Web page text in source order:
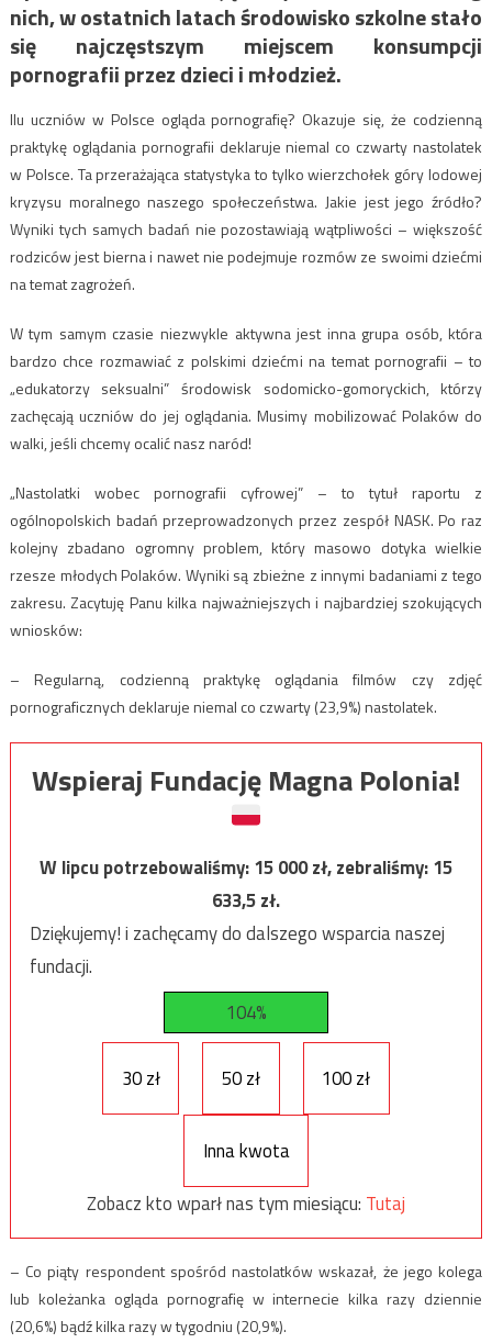
nich, w ostatnich latach środowisko szkolne stało
się najczęstszym miejscem konsumpcji
pornografii przez dzieci i młodzież.
Ilu uczniów w Polsce ogląda pornografię? Okazuje się, że codzienną
praktykę oglądania pornografii deklaruje niemal co czwarty nastolatek
w Polsce. Ta przerażająca statystyka to tylko wierzchołek góry lodowej
kryzysu moralnego naszego społeczeństwa. Jakie jest jego źródło?
Wyniki tych samych badań nie pozostawiają wątpliwości – większość
rodziców jest bierna i nawet nie podejmuje rozmów ze swoimi dziećmi
na temat zagrożeń.
W tym samym czasie niezwykle aktywna jest inna grupa osób, która
bardzo chce rozmawiać z polskimi dziećmi na temat pornografii – to
„edukatorzy seksualni” środowisk sodomicko-gomoryckich, którzy
zachęcają uczniów do jej oglądania. Musimy mobilizować Polaków do
walki, jeśli chcemy ocalić nasz naród!
„Nastolatki wobec pornografii cyfrowej” – to tytuł raportu z
ogólnopolskich badań przeprowadzonych przez zespół NASK. Po raz
kolejny zbadano ogromny problem, który masowo dotyka wielkie
rzesze młodych Polaków. Wyniki są zbieżne z innymi badaniami z tego
zakresu. Zacytuję Panu kilka najważniejszych i najbardziej szokujących
wniosków:
– Regularną, codzienną praktykę oglądania filmów czy zdjęć
pornograficznych deklaruje niemal co czwarty (23,9%) nastolatek.
Wspieraj Fundację Magna Polonia!
W lipcu potrzebowaliśmy:15 000zł, zebraliśmy:15
633,5zł.
Dziękujemy! i zachęcamy do dalszego wsparcia naszej
fundacji.
104%
30 zł 50 zł 100 zł
Inna kwota
Zobacz kto wparł nas tym miesiącu: Tutaj
– Co piąty respondent spośród nastolatków wskazał, że jego kolega
lub koleżanka ogląda pornografię w internecie kilka razy dziennie
(20,6%) bądź kilka razy w tygodniu (20,9%).